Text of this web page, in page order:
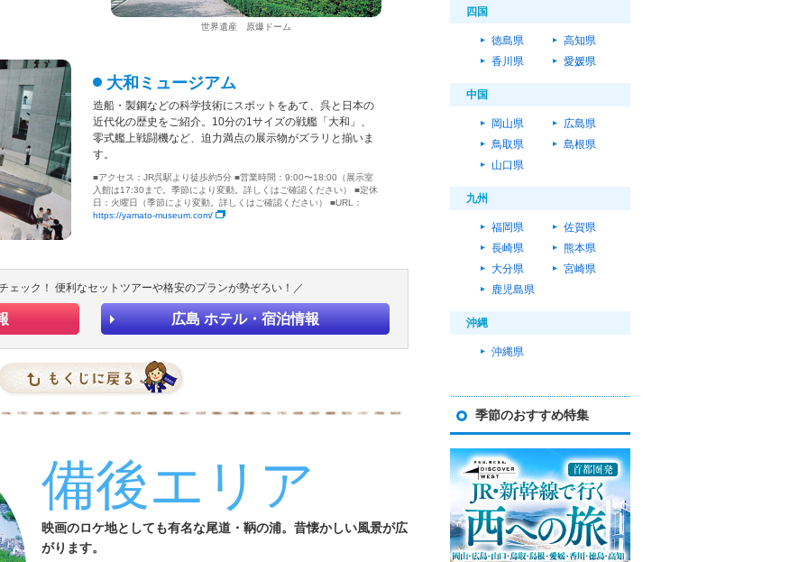
世界遺産 原爆ドーム
大和ミュージアム
造船・製鋼などの科学技術にスポットをあて、呉と日本の
近代化の歴史をご紹介。10分の1サイズの戦艦「大和」、
零式艦上戦闘機など、迫力満点の展示物がズラリと揃いま
す。
■アクセス：JR呉駅より徒歩約5分 ■営業時間：9:00〜18:00（展示室
入館は17:30まで。季節により変動。詳しくはご確認ください） ■定休
日：火曜日（季節により変動。詳しくはご確認ください） ■URL：
https://yamato-museum.com/
ェック！ 便利なセットツアーや格安のプランが勢ぞろい！／
広島 ホテル・宿泊情報
備後エリア
映画のロケ地としても有名な尾道・鞆の浦。昔懐かしい風景が広
がります。
四国
徳島県
高知県
香川県
愛媛県
中国
岡山県
広島県
鳥取県
島根県
山口県
九州
福岡県
佐賀県
長崎県
熊本県
大分県
宮崎県
鹿児島県
沖縄
沖縄県
季節のおすすめ特集